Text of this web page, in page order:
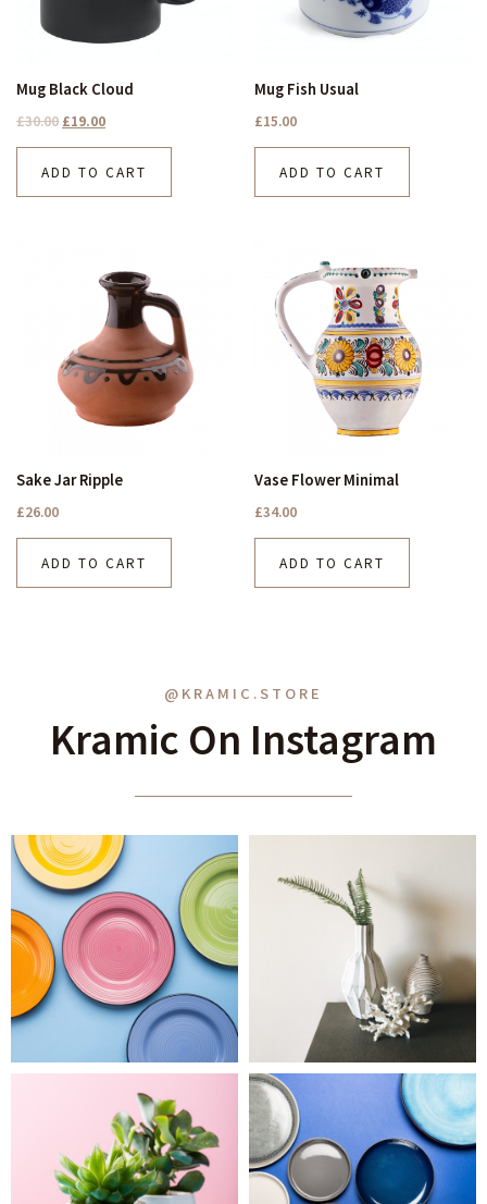
Mug Black Cloud
£30.00 £19.00
ADD TO CART
Mug Fish Usual
£15.00
ADD TO CART
Sake Jar Ripple
£26.00
ADD TO CART
Vase Flower Minimal
£34.00
ADD TO CART
@KRAMIC.STORE
Kramic On Instagram